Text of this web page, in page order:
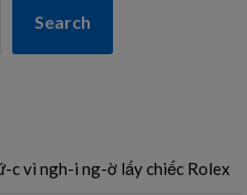
Search
c vì ngh-i ng-ờ lấy chiếc Rolex